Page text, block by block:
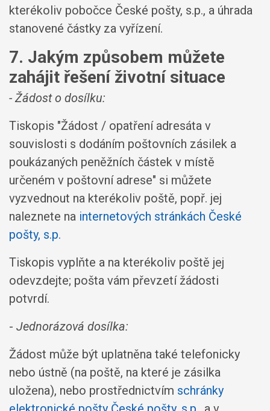
kterékoliv pobočce České pošty, s.p., a úhrada
stanovené částky za vyřízení.
7. Jakým způsobem můžete
zahájit řešení životní situace
- Žádost o dosílku:
Tiskopis "Žádost / opatření adresáta v
souvislosti s dodáním poštovních zásilek a
poukázaných peněžních částek v místě
určeném v poštovní adrese" si můžete
vyzvednout na kterékoliv poště, popř. jej
naleznete na internetových stránkách České
pošty, s.p.
Tiskopis vyplňte a na kterékoliv poště jej
odevzdejte; pošta vám převzetí žádosti
potvrdí.
- Jednorázová dosílka:
Žádost může být uplatněna také telefonicky
nebo ústně (na poště, na které je zásilka
uložena), nebo prostřednictvím schránky